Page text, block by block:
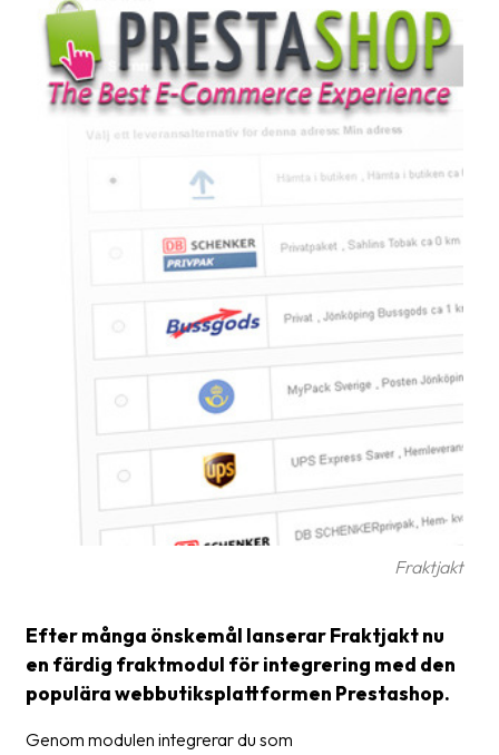
frågor
&
svar
Ordlista
Skrivarinställningar
Leveransvillkor
Upphämtningar
Manualer
Nedladdningar
Streckkodsläsare
företaget
Om
Fraktjakt
Efter många önskemål lanserar Fraktjakt nu
en färdig fraktmodul för integrering med den
populära webbutiksplattformen Prestashop.
Genom modulen integrerar du som